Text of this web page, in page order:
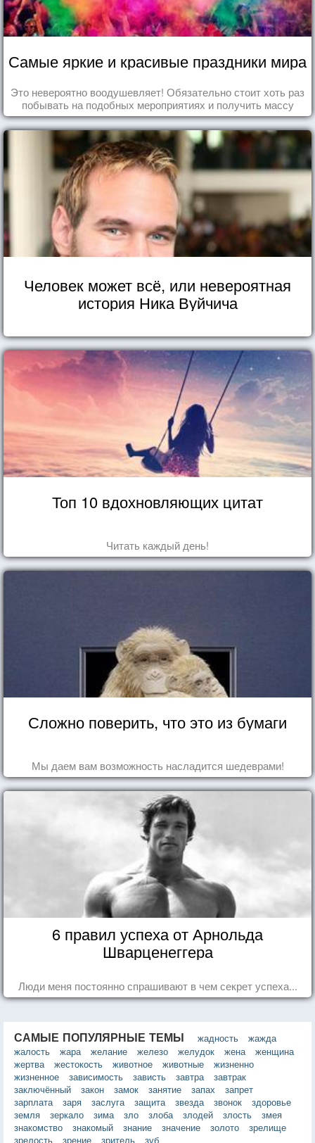
Самые яркие и красивые праздники мира
Это невероятно воодушевляет! Обязательно стоит хоть раз
побывать на подобных мероприятиях и получить массу
впечатлений!
Человек может всё, или невероятная
история Ника Вуйчича
Топ 10 вдохновляющих цитат
Читать каждый день!
Сложно поверить, что это из бумаги
Мы даем вам возможность насладится шедеврами!
6 правил успеха от Арнольда
Шварценеггера
Люди меня постоянно спрашивают в чем секрет успеха...
САМЫЕ ПОПУЛЯРНЫЕ ТЕМЫ жадность
жажда
жалость
жара желание железо желудок жена
женщина
жертва
жестокость животное животные
жизненно
жизненное
зависимость зависть завтра
завтрак
заключённый
закон замок занятие запах
запрет
зарплата
заря заслуга защита звезда звонок
здоровье
земля
зеркало зима зло злоба злодей злость
змея
знакомство
знакомый знание значение золото
зрелище
зрелость
зрение зритель зуб